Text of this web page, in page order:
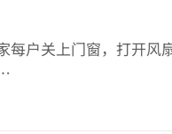
每户关上门窗，打开